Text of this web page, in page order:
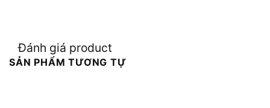
Đánh giá product
SẢN PHẨM TƯƠNG TỰ